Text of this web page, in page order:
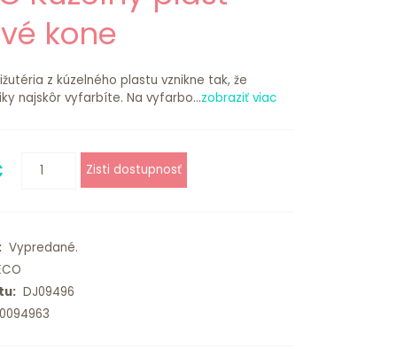
kone
z kúzelného plastu vznikne tak, že
najskôr vyfarbíte. Na vyfarbo...zobraziť viac
Vypredané.
DJ09496